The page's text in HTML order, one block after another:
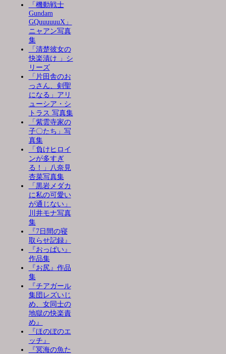
「機動戦士
Gundam
GQuuuuuuX」
ニャアン写真
集
「清楚彼女の
快楽漬け 」シ
リーズ
「片田舎のお
っさん、剣聖
になる」アリ
ューシア・シ
トラス 写真集
「紫雲寺家の
子〇たち」写
真集
「負けヒロイ
ンが多すぎ
る！」八奈見
杏菜写真集
「黒岩メダカ
に私の可愛い
が通じない」
川井モナ写真
集
『7日間の寝
取らせ記録』
『おっぱい』
作品集
『お尻』作品
集
『チアガール
集団レズいじ
め、女同士の
地獄の快楽責
め』
『ほのぼのエ
ッチ』
『冥海の魚た